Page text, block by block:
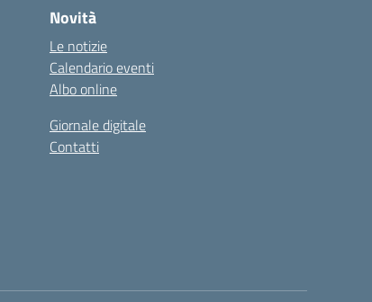
Novità
Le notizie
Calendario eventi
Albo online
Giornale digitale
Contatti